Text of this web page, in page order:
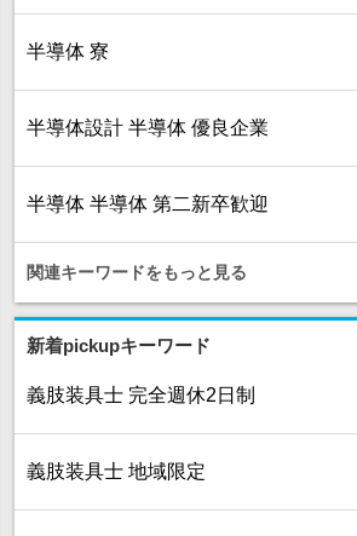
半導体 寮
半導体設計 半導体 優良企業
半導体 半導体 第二新卒歓迎
関連キーワードをもっと見る
新着pickupキーワード
義肢装具士 完全週休2日制
義肢装具士 地域限定